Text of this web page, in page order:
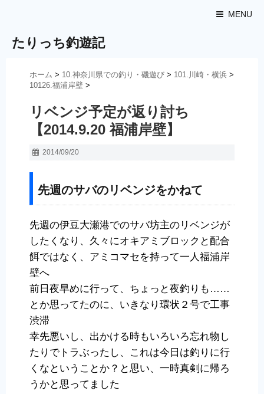
MENU
たりっち釣遊記
ホーム > 10.神奈川県での釣り・磯遊び > 101.川崎・横浜 >
10126.福浦岸壁 >
リベンジ予定が返り討ち
【2014.9.20 福浦岸壁】
2014/09/20
先週のサバのリベンジをかねて
先週の伊豆大瀬港でのサバ坊主のリベンジが
したくなり、久々にオキアミブロックと配合
餌ではなく、アミコマセを持って一人福浦岸
壁へ
前日夜早めに行って、ちょっと夜釣りも……
とか思ってたのに、いきなり環状２号で工事
渋滞
幸先悪いし、出かける時もいろいろ忘れ物し
たりでトラぶったし、これは今日は釣りに行
くなということか？と思い、一時真剣に帰ろ
うかと思ってました